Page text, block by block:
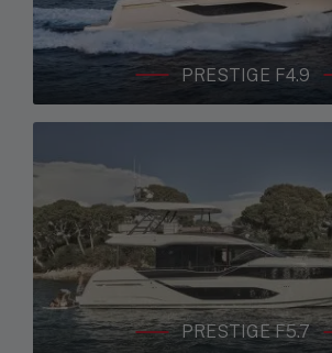
PRESTIGE F4.9
PRESTIGE F5.7